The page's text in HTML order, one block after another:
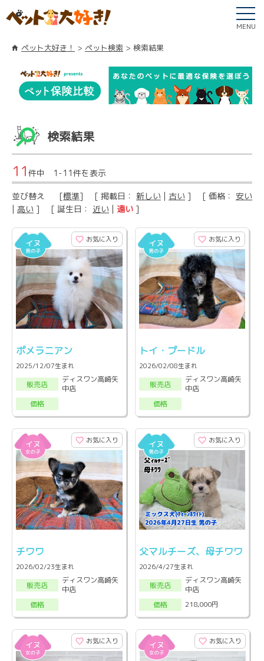
MENU
ペット大好き！ ペット検索 検索結果
検索結果
11 件中 1-11件を表示
並び替え [標準] [ 掲載日： 新しい | 古い ] [ 価格： 安い
| 高い ] [ 誕生日： 近い | 遠い ]
お気に入り
ポメラニアン
2025/12/07生まれ
販売店
ディスワン高崎矢
中店
価格
お気に入り
トイ・プードル
2026/02/08生まれ
販売店
ディスワン高崎矢
中店
価格
お気に入り
チワワ
2026/02/23生まれ
販売店
ディスワン高崎矢
中店
価格
お気に入り
父マルチーズ、母チワワ
2026/4/27生まれ
販売店
ディスワン高崎矢
中店
価格
218,000円
お気に入り お気に入り